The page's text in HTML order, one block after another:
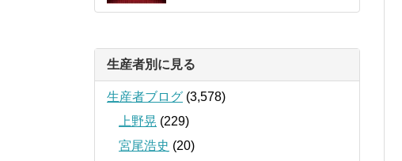
生産者別に見る
生産者ブログ (3,578)
上野晃 (229)
宮尾浩史 (20)